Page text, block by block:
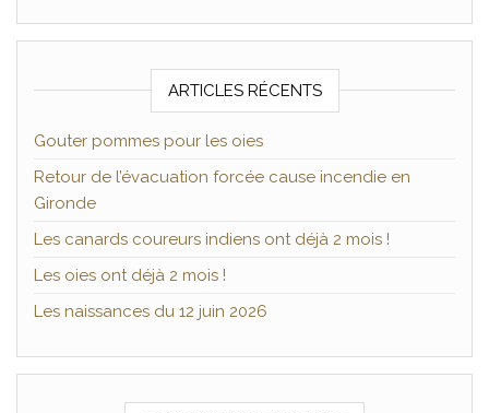
ARTICLES RÉCENTS
Gouter pommes pour les oies
Retour de l’évacuation forcée cause incendie en
Gironde
Les canards coureurs indiens ont déjà 2 mois !
Les oies ont déjà 2 mois !
Les naissances du 12 juin 2026